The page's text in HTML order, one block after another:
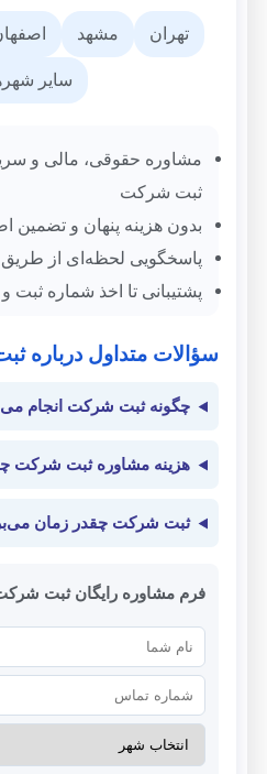
تهران مشهد
سایر
مشاوره حقوقی، مالی و
ثبت شرکت
بدون هزینه پنهان و تضمین
پاسخگویی لحظه‌ای از
پشتیبانی تا اخذ شماره ثبت
سؤالات متداول درباره
چگونه ثبت شرکت انجام
هزینه مشاوره ثبت شرکت
ثبت شرکت چقدر زمان
فرم مشاوره رایگان ثبت